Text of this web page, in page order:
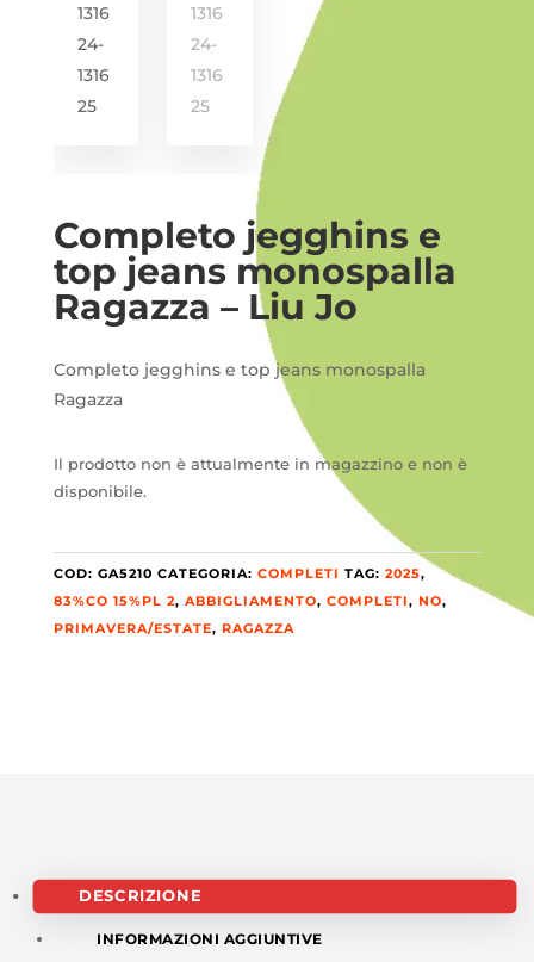
Completo jegghins e
top jeans monospalla
Ragazza – Liu Jo
Completo jegghins e top jeans monospalla
Ragazza
Il prodotto non è attualmente in magazzino e non è
disponibile.
COD: GA5210 CATEGORIA: COMPLETI TAG: 2025,
83%CO 15%PL 2, ABBIGLIAMENTO, COMPLETI, NO,
PRIMAVERA/ESTATE, RAGAZZA
DESCRIZIONE
INFORMAZIONI AGGIUNTIVE